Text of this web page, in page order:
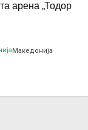
арена „Тодор
Македонија